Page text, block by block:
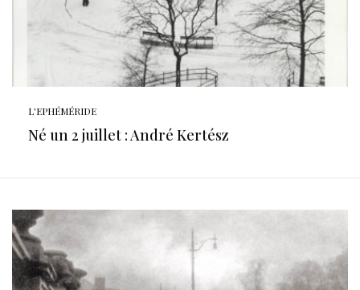
L'EPHÉMÉRIDE
Né un 2 juillet : André Kertész